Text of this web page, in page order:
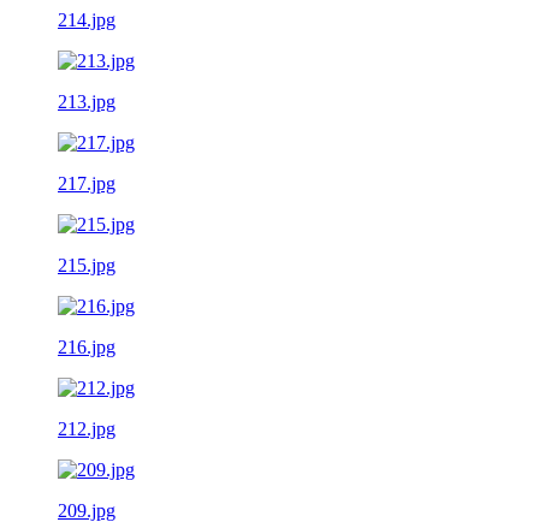
214.jpg
213.jpg
217.jpg
215.jpg
216.jpg
212.jpg
209.jpg